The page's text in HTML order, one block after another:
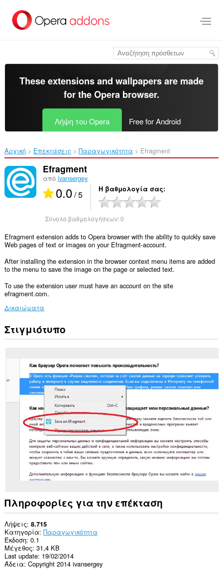
στο
κύριο
These extensions and wallpapers are made
for theOpera browser.
Λήψη του Opera Free for Android
Αρχική Επεκτάσεις Παραγωγικότητα Efragment‎
Efragment
από ivansergey
0.0/ 5 Η βαθμολογία σας
Σύνολο βαθμολογήσεων:0
Efragment extension adds to Opera browser with the ability to quickly save
Web pages of text or images on your Efragment-account.
After installing the extension in the browser context menu items are added
to the menu to save the image on the page or selected text.
To use the extension user must have an account on the site
efragment.com.
Δικαιώματα
Αυτή
η
πρόσβαση
δεδομένα
σας
ορισμένους
ιστότοπους.
επέκταση
στις
καρτέλες
σας
και
στη
δραστηριότητα
περιήγησής
σας.
Στιγμιότυπο
Πληροφορίες για την επέκταση
Λήψεις 8.715
Κατηγορία Παραγωγικότητα
Έκδοση 0.1
Μέγεθος 31,4 KB
Last update 19/02/2014
Άδεια Copyright 2014 ivansergey